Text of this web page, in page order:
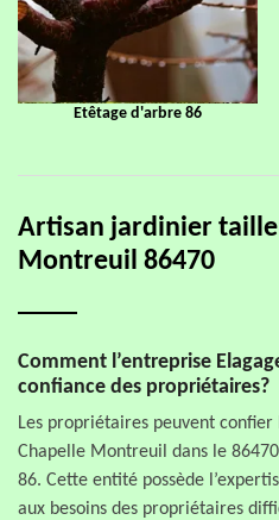
Etêtage d'arbre 86
Artisan jardinier taille
Montreuil 86470
Comment l’entreprise
confiance des propriétaires?
Les propriétaires peuvent
Chapelle Montreuil dans le
86. Cette entité possède
aux besoins des propriétaires